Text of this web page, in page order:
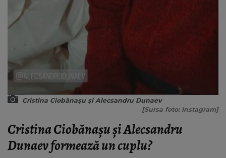
Cristina Ciobănașu și Alecsandru Dunaev
[Sursa foto: Instagram]
Cristina Ciobănașu și Alecsandru
Dunaev formează un cuplu?